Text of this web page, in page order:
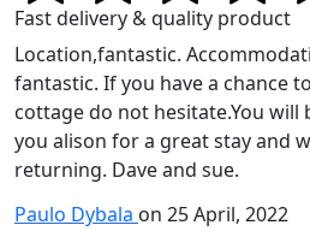
Fast delivery & quality product
Location,fantastic.
fantastic. If you have a chance
cottage do not hesitate.You will
you alison for a great stay and
returning. Dave and sue.
Paulo Dybala on 25 April, 2022